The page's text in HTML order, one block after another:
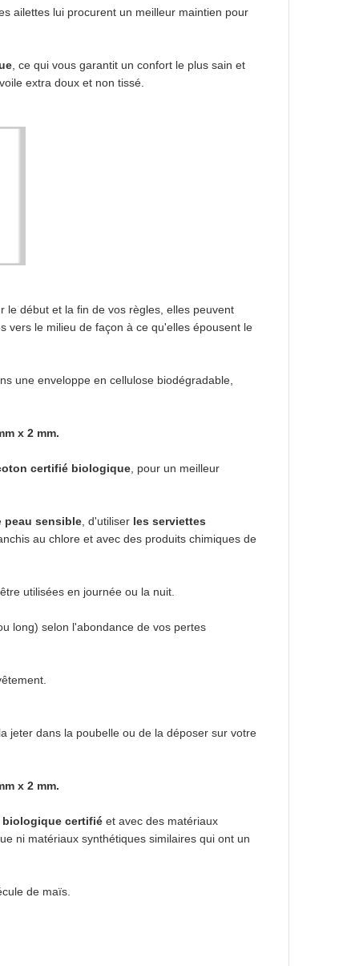
ailettes lui procurent un meilleur maintien pour
, ce qui vous garantit un confort le plus sain et
extra doux et non tissé.
le début et la fin de vos règles, elles peuvent
vers le milieu de façon à ce qu'elles épousent le
une enveloppe en cellulose biodégradable,
x 2 mm.
certifié biologique , pour un meilleur
peau sensible , d'utiliser les serviettes
au chlore et avec des produits chimiques de
utilisées en journée ou la nuit.
long) selon l'abondance de vos pertes
jeter dans la poubelle ou de la déposer sur votre
x 2 mm.
certifié et avec des matériaux
ni matériaux synthétiques similaires qui ont un
de maïs.